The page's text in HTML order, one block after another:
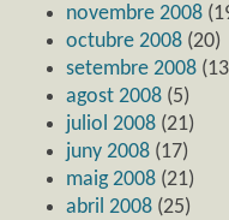
novembre 2008
octubre 2008 (20)
setembre 2008
agost 2008 (5)
juliol 2008 (21)
juny 2008 (17)
maig 2008 (21)
abril 2008 (25)